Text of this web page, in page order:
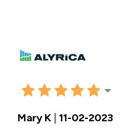
Mary K 11-02-2023